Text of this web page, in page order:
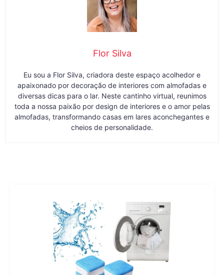
Flor Silva
Eu sou a Flor Silva, criadora deste espaço acolhedor e
apaixonado por decoração de interiores com almofadas e
diversas dicas para o lar. Neste cantinho virtual, reunimos
toda a nossa paixão por design de interiores e o amor pelas
almofadas, transformando casas em lares aconchegantes e
cheios de personalidade.